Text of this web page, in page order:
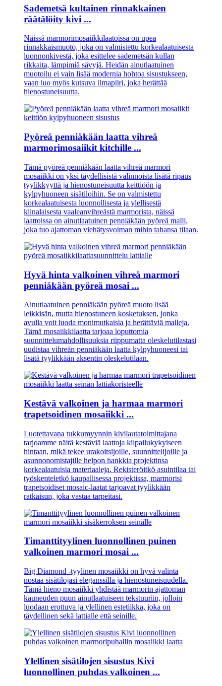
Sademetsä kultainen rinnakkainen
räätälöity kivi ...
Näissä marmorimosaiikkilaatoissa on upea
rinnakkaismuoto, joka on valmistettu korkealaatuisesta
luonnonkivestä, joka esittelee sademetsän kullan
rikkaita, lämpimiä sävyjä. Heidän ainutlaatuinen
muotoilu ei vain lisää modernia hohtoa sisustukseen,
vaan luo myös kutsuva ilmapiiri, joka herättää
hienostuneisuutta.
Pyöreä penniäkään laatta vihreä
marmorimosaiikit kitchille ...
Tämä pyöreä penniäkään laatta vihreä marmori
mosaiikki on yksi täydellisistä valinnoista lisätä ripaus
tyylikkyyttä ja hienostuneisuutta keittiöön ja
kylpyhuoneen sisätiloihin. Se on valmistettu
korkealaatuisesta luonnollisesta ja ylellisestä
kiinalaisesta vaaleanvihreästä marmorista, näissä
laattoissa on ainutlaatuinen penniäkään pyöreä malli,
joka tuo ajattoman viehätysvoiman mihin tahansa tilaan.
Hyvä hinta valkoinen vihreä marmori
penniäkään pyöreä mosai ...
Ainutlaatuinen penniäkään pyöreä muoto lisää
leikkisän, mutta hienostuneen kosketuksen, jonka
avulla voit luoda monimutkaisia ​​ja herättäviä malleja.
Tämä mosaiikkilaatta tarjoaa loputtomia
suunnittelumahdollisuuksia riippumatta oleskelutilastasi
uudistaa vihreän penniäkään laatta kylpyhuoneesi tai
lisätä tyylikkään aksentin oleskelutilaan.
Kestävä valkoinen ja harmaa marmori
trapetsoidinen mosaiikki ...
Luotettavana tukkumyynnin kivilautatoimittajana
tarjoamme näitä kestäviä laattoja kilpailukykyiseen
hintaan, mikä tekee urakoitsijoille, suunnittelijoille ja
asunnonomistajille helpon hankkia projektinsa
korkealaatuisia materiaaleja. Rekisteröitkö asuintilaa tai
työskenteletkö kaupallisessa projektissa, marmorisi
trapetsoidiset mosaic-laatat tarjoavat tyylikkään
ratkaisun, joka vastaa tarpeitasi.
Timanttityylinen luonnollinen puinen
valkoinen marmori mosai ...
Big Diamond -tyylinen mosaiikki on hyvä valinta
nostaa sisätilojasi eleganssilla ja hienostuneisuudella.
Tämä hieno mosaiikki yhdistää marmorin ajattoman
kauneuden puun ainutlaatuiseen tekstuuriin, jolloin
luodaan erottuva ja ylellinen estetiikka, joka on
täydellinen sekä lattialle että seinille.
Ylellinen sisätilojen sisustus Kivi
luonnollinen puhdas valkoinen ...